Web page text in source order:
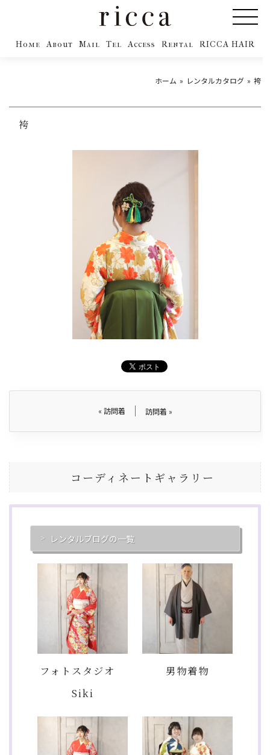
Home About Mail Tel Access Rental RICCA HAIR
ホーム レンタルカタログ 袴
袴
« 訪問着 訪問着 »
コーディネートギャラリー
レンタルブログの一覧
フォトスタジオ
Siki
男物着物